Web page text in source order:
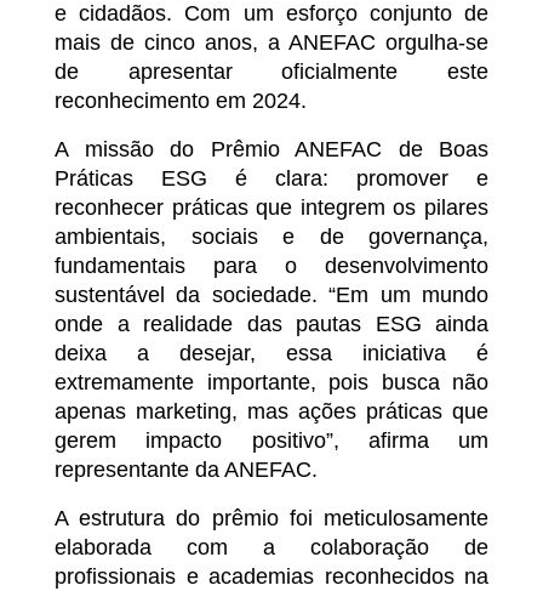
e cidadãos. Com um esforço conjunto de
mais de cinco anos, a ANEFAC orgulha-se
de apresentar oficialmente este
reconhecimento em 2024.
A missão do Prêmio ANEFAC de Boas
Práticas ESG é clara: promover e
reconhecer práticas que integrem os pilares
ambientais, sociais e de governança,
fundamentais para o desenvolvimento
sustentável da sociedade. “Em um mundo
onde a realidade das pautas ESG ainda
deixa a desejar, essa iniciativa é
extremamente importante, pois busca não
apenas marketing, mas ações práticas que
gerem impacto positivo”, afirma um
representante da ANEFAC.
A estrutura do prêmio foi meticulosamente
elaborada com a colaboração de
profissionais e academias reconhecidos na